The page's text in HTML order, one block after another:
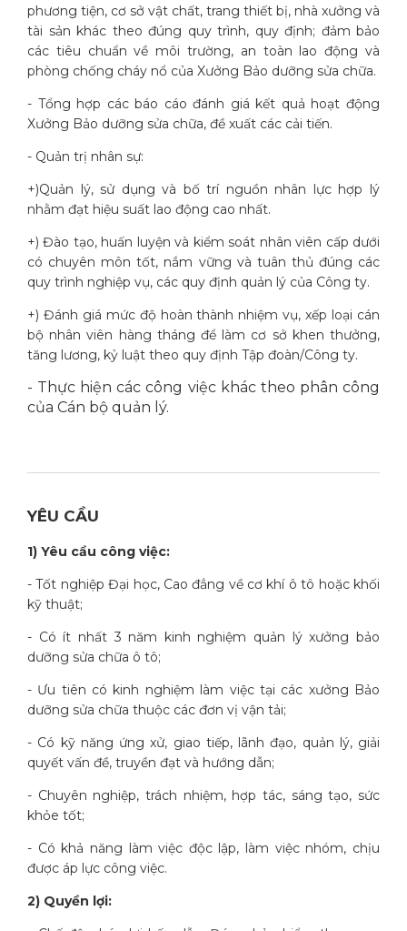
phương tiện, cơ sở vật chất, trang thiết bị, nhà xưởng và
tài sản khác theo đúng quy trình, quy định; đảm bảo
các tiêu chuẩn về môi trường, an toàn lao động và
phòng chống cháy nổ của Xưởng Bảo dưỡng sửa chữa.
- Tổng hợp các báo cáo đánh giá kết quả hoạt động
Xưởng Bảo dưỡng sửa chữa, đề xuất các cải tiến.
- Quản trị nhân sự:
+)Quản lý, sử dụng và bố trí nguồn nhân lực hợp lý
nhằm đạt hiệu suất lao động cao nhất.
+) Đào tạo, huấn luyện và kiểm soát nhân viên cấp dưới
có chuyên môn tốt, nắm vững và tuân thủ đúng các
quy trình nghiệp vụ, các quy định quản lý của Công ty.
+) Đánh giá mức độ hoàn thành nhiệm vụ, xếp loại cán
bộ nhân viên hàng tháng để làm cơ sở khen thưởng,
tăng lương, kỷ luật theo quy định Tập đoàn/Công ty.
- Thực hiện các công việc khác theo phân công
của Cán bộ quản lý.
YÊU CẦU
1) Yêu cầu công việc:
- Tốt nghiệp Đại học, Cao đẳng về cơ khí ô tô hoặc khối
kỹ thuật;
- Có ít nhất 3 năm kinh nghiệm quản lý xưởng bảo
dưỡng sửa chữa ô tô;
- Ưu tiên có kinh nghiệm làm việc tại các xưởng Bảo
dưỡng sửa chữa thuộc các đơn vị vận tải;
- Có kỹ năng ứng xử, giao tiếp, lãnh đạo, quản lý, giải
quyết vấn đề, truyền đạt và hướng dẫn;
- Chuyên nghiệp, trách nhiệm, hợp tác, sáng tạo, sức
khỏe tốt;
- Có khả năng làm việc độc lập, làm việc nhóm, chịu
được áp lực công việc.
2) Quyền lợi: